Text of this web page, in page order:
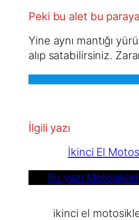
Peki bu alet bu paraya
Yine aynı mantığı
alıp satabilirsiniz.
İlgili yazı
İkinci El
Bu yazı
ikinci el